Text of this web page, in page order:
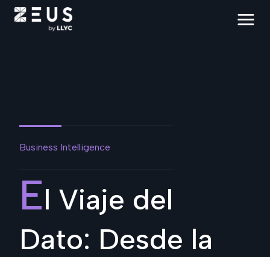
Business Intelligence
El Viaje del
Dato: Desde la